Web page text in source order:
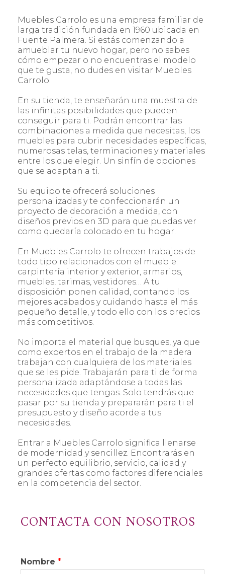
Muebles Carrolo es una empresa familiar de
larga tradición fundada en 1960 ubicada en
Fuente Palmera. Si estás comenzando a
amueblar tu nuevo hogar, pero no sabes
cómo empezar o no encuentras el modelo
que te gusta, no dudes en visitar Muebles
Carrolo.
En su tienda, te enseñarán una muestra de
las infinitas posibilidades que pueden
conseguir para ti. Podrán encontrar las
combinaciones a medida que necesitas, los
muebles para cubrir necesidades específicas,
numerosas telas, terminaciones y materiales
entre los que elegir. Un sinfín de opciones
que se adaptan a ti.
Su equipo te ofrecerá soluciones
personalizadas y te confeccionarán un
proyecto de decoración a medida, con
diseños previos en 3D para que puedas ver
como quedaría colocado en tu hogar.
En Muebles Carrolo te ofrecen trabajos de
todo tipo relacionados con el mueble:
carpintería interior y exterior, armarios,
muebles, tarimas, vestidores… A tu
disposición ponen calidad, contando los
mejores acabados y cuidando hasta el más
pequeño detalle, y todo ello con los precios
más competitivos.
No importa el material que busques, ya que
como expertos en el trabajo de la madera
trabajan con cualquiera de los materiales
que se les pide. Trabajarán para ti de forma
personalizada adaptándose a todas las
necesidades que tengas. Solo tendrás que
pasar por su tienda y prepararán para ti el
presupuesto y diseño acorde a tus
necesidades.
Entrar a Muebles Carrolo significa llenarse
de modernidad y sencillez. Encontrarás en
un perfecto equilibrio, servicio, calidad y
grandes ofertas como factores diferenciales
en la competencia del sector.
CONTACTA CON NOSOTROS
Nombre *